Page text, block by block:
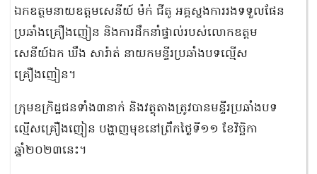
ឯកឧត្ថមនាយឧត្ដមសេនីយ៍ ម៉ក់ ជីតូ អគ្គស្នងការរងទទួលផែន
ប្រឆាំងគ្រឿងញៀន និងការដឹកនាំផ្ទាល់របស់លោកឧត្ដម
សេនីយ៍ឯក ឃឹង សារ៉ាត់ នាយកមន្ទីរប្រឆាំងបទល្មើស
គ្រឿងញៀន។
ក្រុមឧក្រិដ្ឋជនទាំង៣នាក់ និងវត្ថុតាងត្រូវបានមន្ទីរប្រឆាំងបទ
ល្មើសគ្រឿងញៀន បង្ហាញមុខនៅព្រឹកថ្ងៃទី១១ ខែវិច្ឆិកា
ឆ្នាំ២០២៣នេះ។